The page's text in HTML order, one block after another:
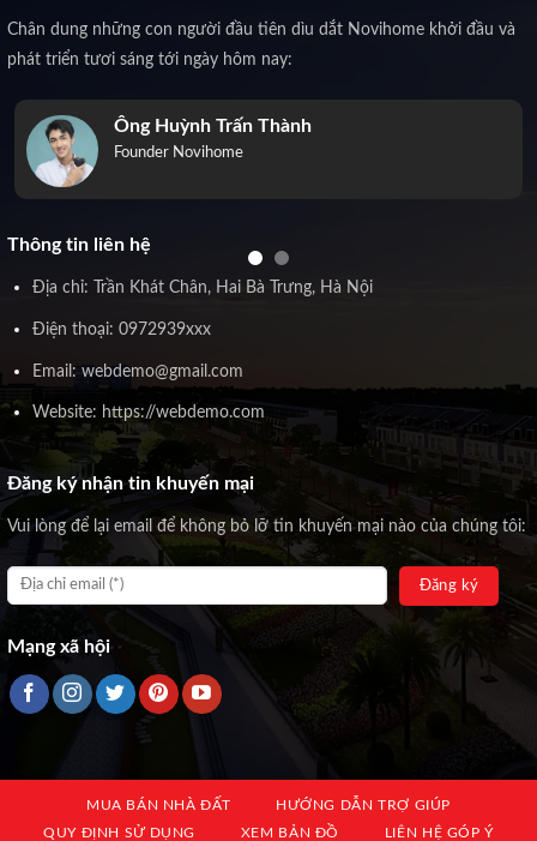
Chân dung những con người đầu tiên dìu dắt Novihome khởi đầu và
phát triển tươi sáng tới ngày hôm nay:
Ông Huỳnh Trấn Thành
Founder Novihome
Thông tin liên hệ
Địa chỉ: Trần Khát Chân, Hai Bà Trưng, Hà Nội
Điện thoại: 0972939xxx
Email: webdemo@gmail.com
Website: https://webdemo.com
Đăng ký nhận tin khuyến mại
Vui lòng để lại email để không bỏ lỡ tin khuyến mại nào của chúng tôi:
Mạng xã hội
MUA BÁN NHÀ ĐẤT
HƯỚNG DẪN TRỢ GIÚP
QUY ĐỊNH SỬ DỤNG
XEM BẢN ĐỒ LIÊN HỆ GÓP Ý